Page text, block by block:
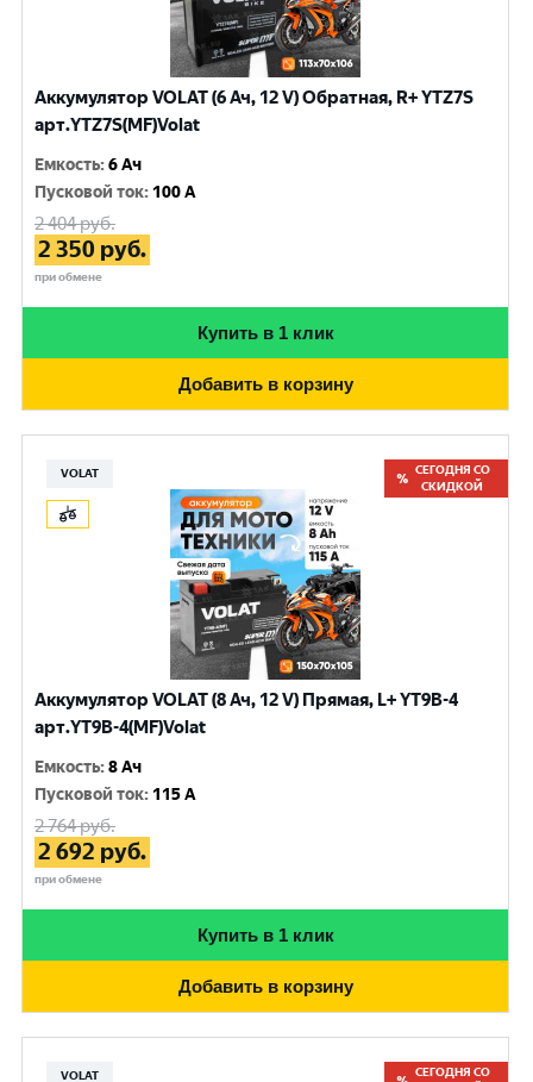
Аккумулятор VOLAT (6 Ач, 12 V) Обратная, R+ YTZ7S
арт.YTZ7S(MF)Volat
Емкость:6 Ач
Пусковой ток: 100 A
2 404руб.
2 350 руб.
при обмене
Купить в 1 клик
Добавить в корзину
VOLAT
СЕГОДНЯ СО
СКИДКОЙ
Аккумулятор VOLAT (8 Ач, 12 V) Прямая, L+ YT9B-4
арт.YT9B-4(MF)Volat
Емкость:8 Ач
Пусковой ток: 115 A
2 764руб.
2 692 руб.
при обмене
Купить в 1 клик
Добавить в корзину
VOLAT
СЕГОДНЯ СО